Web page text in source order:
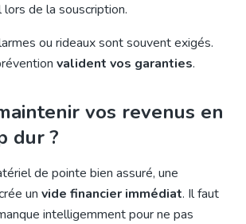
lors de la souscription.
ou rideaux sont souvent exigés.
valident vos garanties.
vos revenus en
dur ?
de pointe bien assuré, une
un vide financier immédiat. Il faut
intelligemment pour ne pas